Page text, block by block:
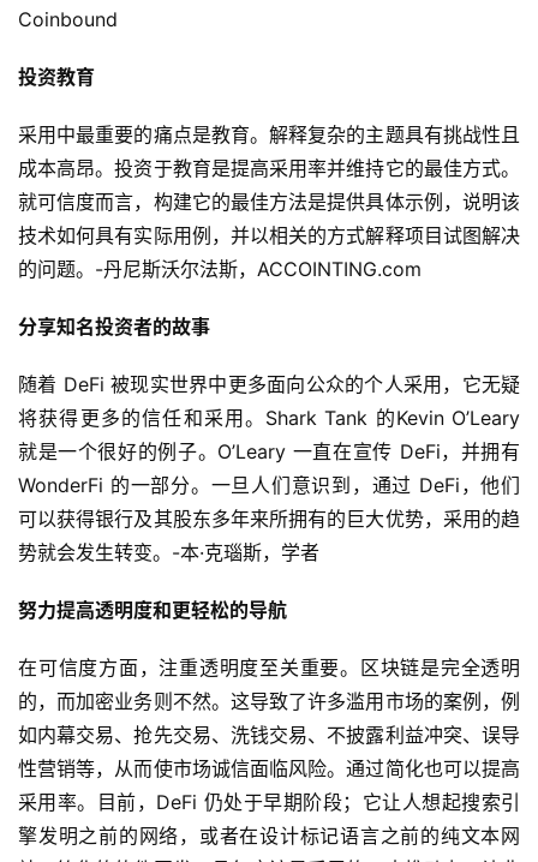
Coinbound
投资教育
采用中最重要的痛点是教育。解释复杂的主题具有挑战性且
成本高昂。投资于教育是提高采用率并维持它的最佳方式。
就可信度而言，构建它的最佳方法是提供具体示例，说明该
技术如何具有实际用例，并以相关的方式解释项目试图解决
的问题。-丹尼斯沃尔法斯，ACCOINTING.com
分享知名投资者的故事
随着 DeFi 被现实世界中更多面向公众的个人采用，它无疑
将获得更多的信任和采用。Shark Tank 的Kevin O’Leary
就是一个很好的例子。O’Leary 一直在宣传 DeFi，并拥有
WonderFi 的一部分。一旦人们意识到，通过 DeFi，他们
可以获得银行及其股东多年来所拥有的巨大优势，采用的趋
势就会发生转变。-本·克瑙斯，学者
努力提高透明度和更轻松的导航
在可信度方面，注重透明度至关重要。区块链是完全透明
的，而加密业务则不然。这导致了许多滥用市场的案例，例
如内幕交易、抢先交易、洗钱交易、不披露利益冲突、误导
性营销等，从而使市场诚信面临风险。通过简化也可以提高
采用率。目前，DeFi 仍处于早期阶段；它让人想起搜索引
擎发明之前的网络，或者在设计标记语言之前的纯文本网